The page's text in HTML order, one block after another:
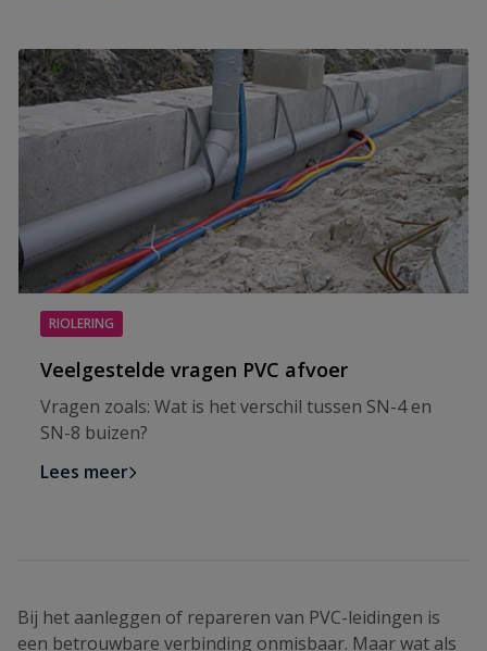
RIOLERING
Veelgestelde vragen PVC afvoer
Vragen zoals: Wat is het verschil tussen SN-4 en
SN-8 buizen?
Lees meer
Bij het aanleggen of repareren van PVC-leidingen is
een betrouwbare verbinding onmisbaar. Maar wat als